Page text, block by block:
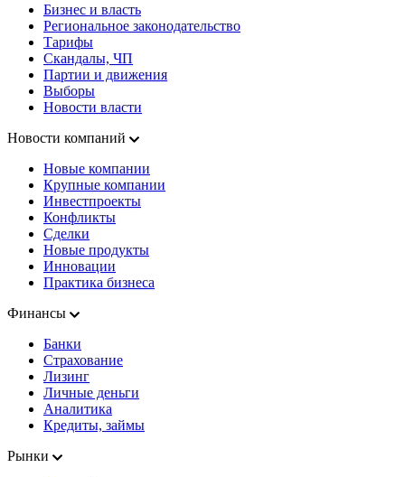
Бизнес и власть
Региональное законодательство
Тарифы
Скандалы, ЧП
Партии и движения
Выборы
Новости власти
Новости компаний
Новые компании
Крупные компании
Инвестпроекты
Конфликты
Сделки
Новые продукты
Инновации
Практика бизнеса
Финансы
Банки
Страхование
Лизинг
Личные деньги
Аналитика
Кредиты, займы
Рынки